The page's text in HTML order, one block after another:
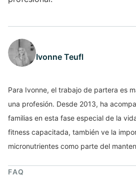
Ivonne Teufl
Para Ivonne, el trabajo de partera es
una profesión. Desde 2013, ha
familias en esta fase especial de la
fitness capacitada, también ve la
micronutrientes como parte del
FAQ